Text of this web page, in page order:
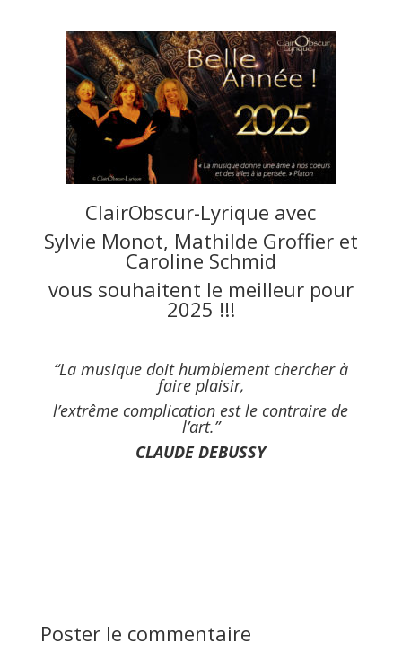
ClairObscur-Lyrique avec
Sylvie Monot, Mathilde Groffier et
Caroline Schmid
vous souhaitent le meilleur pour
2025 !!!
“La musique doit humblement chercher à
faire plaisir,
l’extrême complication est le contraire de
l’art.”
CLAUDE DEBUSSY
Poster le commentaire